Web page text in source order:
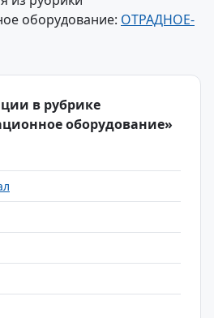
оборудование: ОТРАДНОЕ-
в рубрике
оборудование»